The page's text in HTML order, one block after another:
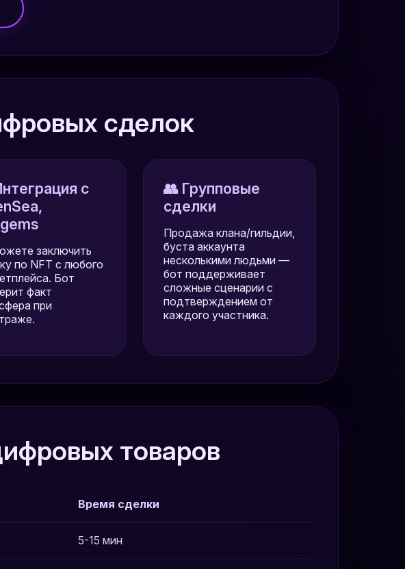
сделок
с
заключить
по NFT с любого
Бот
факт
при
👥 Групповые
сделки
Продажа клана/гильдии,
буста аккаунта
несколькими людьми —
бот поддерживает
сложные сценарии с
подтверждением от
каждого участника.
товаров
Время сделки
5-15 мин